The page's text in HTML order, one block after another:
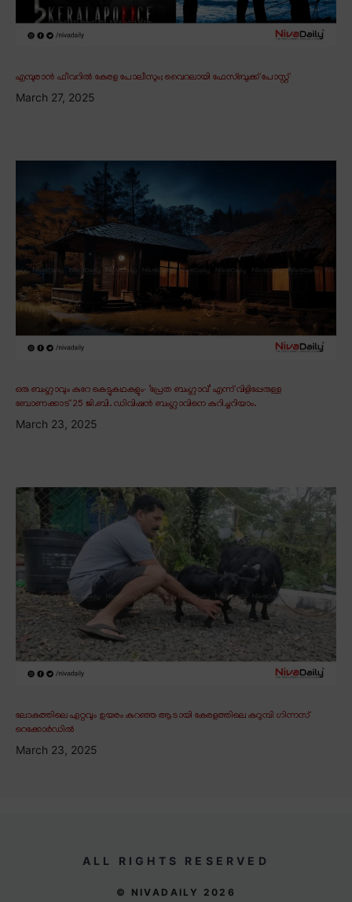
എമ്പുരാൻ ഫീവറിൽ കേരള പോലീസും; വൈറലായി ഫേസ്ബുക്ക് പോസ്റ്റ്
March 27, 2025
ഒരു ബംഗ്ലാവും കുറേ കെട്ടുകഥകളും∙ ‘പ്രേത ബംഗ്ലാവ്’ എന്ന് വിളിപ്പേരുള്ള
ബോണക്കാട് 25 ജി.ബി. ഡിവിഷൻ ബംഗ്ലാവിനെ കുറിച്ചറിയാം.
March 23, 2025
ലോകത്തിലെ ഏറ്റവും ഉയരം കുറഞ്ഞ ആടായി കേരളത്തിലെ കറുമ്പി ഗിന്നസ്
റെക്കോർഡിൽ
March 23, 2025
ALL RIGHTS RESERVED
© NIVADAILY 2026